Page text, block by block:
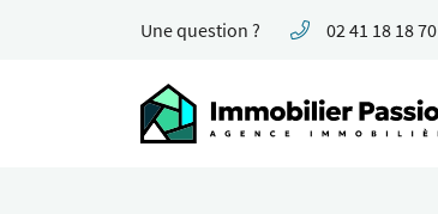
Une question ? 02 41 18 18 70